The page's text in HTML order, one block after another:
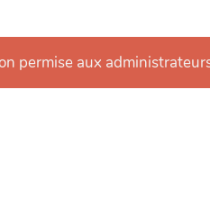
permise aux